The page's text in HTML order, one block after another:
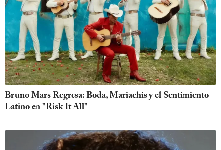
Bruno Mars Regresa: Boda, Mariachis y el Sentimiento
Latino en "Risk It All"